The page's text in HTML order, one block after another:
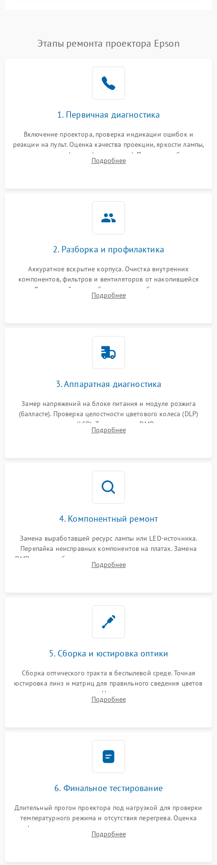
Нестабильная яркость или
контраст
4000 ₽ Подробнее →
Неравномерная подсветка
автоматическая коррекция
трапеции (Keystone)
Проблемы с
масштабированием
Подробнее →
Этапы ремонта проектора Epson
1. Первичная диагностика
Включение проектора, проверка индикации ошибок и
реакции на пульт. Оценка качества проекции, яркости лампы,
наличия артефактов (точки, пятна). Проверка работы
системы охлаждения по уровню шума вентиляторов.
Подробнее
2. Разборка и профилактика
Аккуратное вскрытие корпуса. Очистка внутренних
компонентов, фильтров и вентиляторов от накопившейся
пыли. Визуальный осмотр блока питания, балласта лампы и
материнской платы на наличие прогаров или вздутых
Подробнее
3. Аппаратная диагностика
Замер напряжений на блоке питания и модуле розжига
(балласте). Проверка целостности цветового колеса (DLP)
или поляризаторов (LCD). Тестирование DMD-чипа, датчиков
температуры и оптопар с помощью мультиметра и
Подробнее
4. Компонентный ремонт
Замена выработавшей ресурс лампы или LED-источника.
Перепайка неисправных компонентов на платах. Замена
DMD-чипа при битых пикселях, установка нового цветового
колеса или восстановление сгоревших поляризационных
Подробнее
5. Сборка и юстировка оптики
Сборка оптического тракта в беспылевой среде. Точная
юстировка линз и матриц для правильного сведения цветов
и устранения размытия. Надежное подключение всех
шлейфов, установка датчиков и закрытие корпуса
Подробнее
6. Финальное тестирование
Длительный прогон проектора под нагрузкой для проверки
температурного режима и отсутствия перегрева. Оценка
фокуса, контрастности и цветопередачи на тестовых
таблицах. Проверка работы всех видеовходов и кнопок
Подробнее